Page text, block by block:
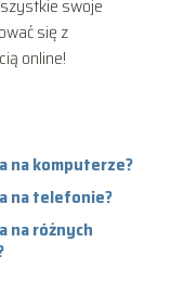
swoje
się z
online!
na komputerze?
na telefonie?
na różnych